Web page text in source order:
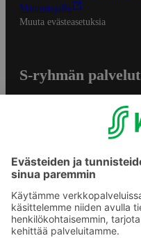
Mainostajalle
Muuta evästeasetuksia
S-ryhmän palvelut
S-ostoslista -sovellus
Prisma.fi
Sokos.fi
S-Pankki
Yhteishyvä